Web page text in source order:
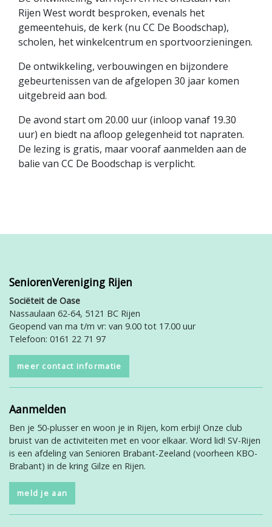
Rijen West wordt besproken, evenals het
gemeentehuis, de kerk (nu CC De Boodschap),
scholen, het winkelcentrum en sportvoorzieningen.
De ontwikkeling, verbouwingen en bijzondere
gebeurtenissen van de afgelopen 30 jaar komen
uitgebreid aan bod.
De avond start om 20.00 uur (inloop vanaf 19.30
uur) en biedt na afloop gelegenheid tot napraten.
De lezing is gratis, maar vooraf aanmelden aan de
balie van CC De Boodschap is verplicht.
SeniorenVereniging Rijen
Sociëteit de Oase
Nassaulaan 62-64, 5121 BC Rijen
Geopend van ma t/m vr: van 9.00 tot 17.00 uur
Telefoon: 0161 22 71 97
meer contact informatie
Aanmelden
Ben je 50-plusser en woon je in Rijen, kom erbij! Onze club
bruist van de activiteiten met en voor elkaar. Word lid! SV-Rijen
is een afdeling van Senioren Brabant-Zeeland (voorheen KBO-
Brabant) in de kring Gilze en Rijen.
meld je aan